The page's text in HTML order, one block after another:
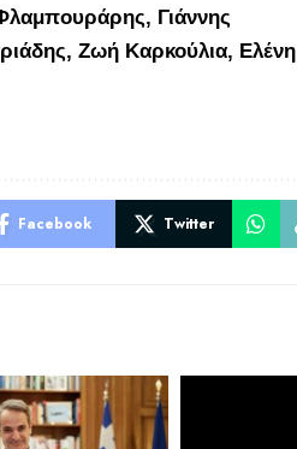
Γιάννης
Ζωή Καρκούλια, Ελένη
Facebook Twitter